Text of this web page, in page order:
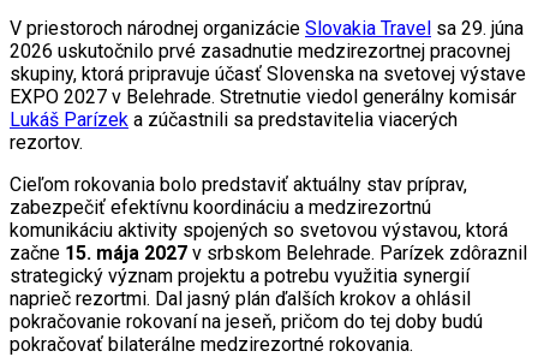
V priestoroch národnej organizácie Slovakia Travel sa 29. júna
2026 uskutočnilo prvé zasadnutie medzirezortnej pracovnej
skupiny, ktorá pripravuje účasť Slovenska na svetovej výstave
EXPO 2027 v Belehrade. Stretnutie viedol generálny komisár
Lukáš Parízek a zúčastnili sa predstavitelia viacerých
rezortov.
Cieľom rokovania bolo predstaviť aktuálny stav príprav,
zabezpečiť efektívnu koordináciu a medzirezortnú
komunikáciu aktivity spojených so svetovou výstavou, ktorá
začne 15. mája 2027 v srbskom Belehrade. Parízek zdôraznil
strategický význam projektu a potrebu využitia synergií
naprieč rezortmi. Dal jasný plán ďalších krokov a ohlásil
pokračovanie rokovaní na jeseň, pričom do tej doby budú
pokračovať bilaterálne medzirezortné rokovania.